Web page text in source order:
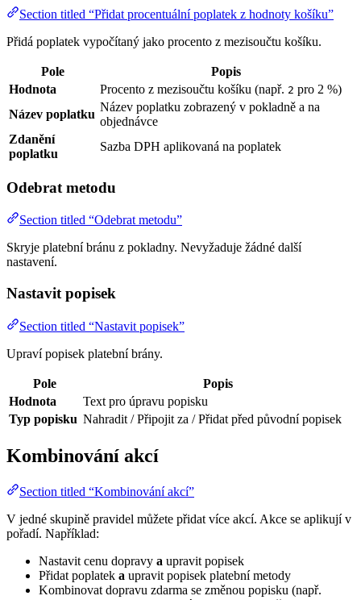
Section titled “Přidat procentuální poplatek z hodnoty košíku”
Přidá poplatek vypočítaný jako procento z mezisoučtu košíku.
Pole
Popis
Hodnota
Procento z mezisoučtu košíku (např. 2 pro 2 %)
Název poplatku
Název poplatku zobrazený v pokladně a na
objednávce
Zdanění
poplatku
Sazba DPH aplikovaná na poplatek
Odebrat metodu
Section titled “Odebrat metodu”
Skryje platební bránu z pokladny. Nevyžaduje žádné další
nastavení.
Nastavit popisek
Section titled “Nastavit popisek”
Upraví popisek platební brány.
Pole
Popis
Hodnota
Text pro úpravu popisku
Typ popisku Nahradit / Připojit za / Přidat před původní popisek
Kombinování akcí
Section titled “Kombinování akcí”
V jedné skupině pravidel můžete přidat více akcí. Akce se aplikují v
pořadí. Například:
Nastavit cenu dopravy a upravit popisek
Přidat poplatek a upravit popisek platební metody
Kombinovat dopravu zdarma se změnou popisku (např.